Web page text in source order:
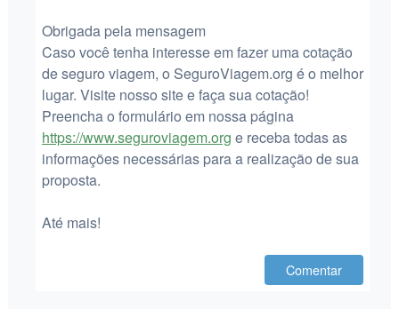
Obrigada pela mensagem
Caso você tenha interesse em fazer uma cotação
de seguro viagem, o SeguroViagem.org é o melhor
lugar. Visite nosso site e faça sua cotação!
Preencha o formulário em nossa página
https://www.seguroviagem.org e receba todas as
informações necessárias para a realização de sua
proposta.
Até mais!
Comentar